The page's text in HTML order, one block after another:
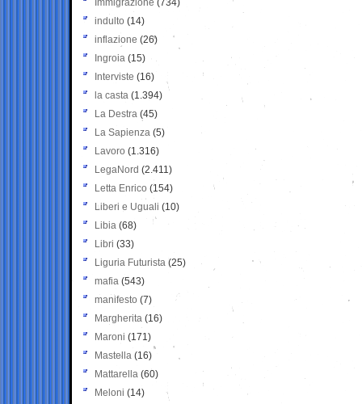
Immigrazione (734)
indulto (14)
inflazione (26)
Ingroia (15)
Interviste (16)
la casta (1.394)
La Destra (45)
La Sapienza (5)
Lavoro (1.316)
LegaNord (2.411)
Letta Enrico (154)
Liberi e Uguali (10)
Libia (68)
Libri (33)
Liguria Futurista (25)
mafia (543)
manifesto (7)
Margherita (16)
Maroni (171)
Mastella (16)
Mattarella (60)
Meloni (14)